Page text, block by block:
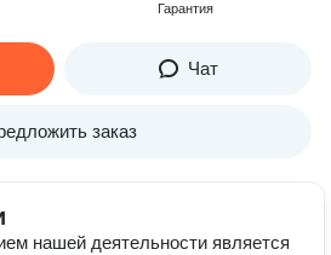
Гарантия
Чат
заказ
нашей деятельности является